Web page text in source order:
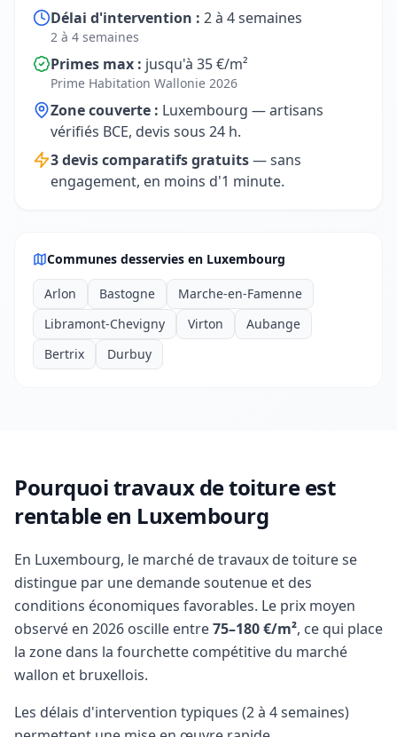
Délai d'intervention : 2 à 4 semaines
2 à 4 semaines
Primes max : jusqu'à 35 €/m²
Prime Habitation Wallonie 2026
Zone couverte : Luxembourg — artisans
vérifiés BCE, devis sous 24 h.
3 devis comparatifs gratuits— sans
engagement, en moins d'1 minute.
Communes desservies en Luxembourg
Arlon Bastogne
Marche-en-Famenne
Libramont-Chevigny
Virton
Aubange
Bertrix
Durbuy
Pourquoi travaux de toiture est
rentable en Luxembourg
En Luxembourg, le marché de travaux de toiture se
distingue par une demande soutenue et des
conditions économiques favorables. Le prix moyen
observé en 2026 oscille entre75–180 €/m², ce qui place
la zone dans la fourchette compétitive du marché
wallon et bruxellois.
Les délais d'intervention typiques (2 à 4 semaines)